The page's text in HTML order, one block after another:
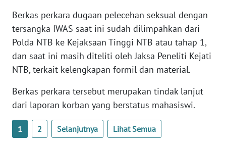
Berkas perkara dugaan pelecehan seksual dengan
tersangka IWAS saat ini sudah dilimpahkan dari
Polda NTB ke Kejaksaan Tinggi NTB atau tahap 1,
dan saat ini masih diteliti oleh Jaksa Peneliti Kejati
NTB, terkait kelengkapan formil dan material.
Berkas perkara tersebut merupakan tindak lanjut
dari laporan korban yang berstatus mahasiswi.
1 2 Selanjutnya Lihat Semua
KEPRI
WN
PAPUA
WN
PAPUA
BARAT
WN
RIAU